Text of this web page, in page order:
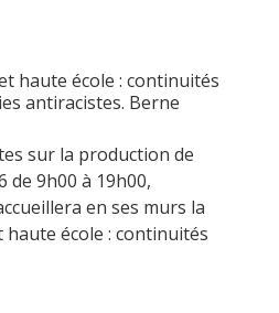
haute école : continuités
antiracistes. Berne
sur la production de
de 9h00 à 19h00,
en ses murs la
haute école : continuités